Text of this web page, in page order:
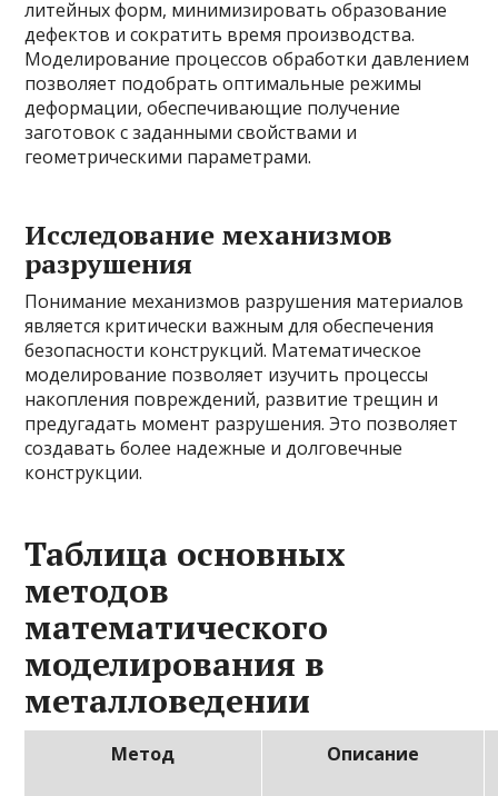
литейных форм, минимизировать образование
дефектов и сократить время производства.
Моделирование процессов обработки давлением
позволяет подобрать оптимальные режимы
деформации, обеспечивающие получение
заготовок с заданными свойствами и
геометрическими параметрами.
Исследование механизмов
разрушения
Понимание механизмов разрушения материалов
является критически важным для обеспечения
безопасности конструкций. Математическое
моделирование позволяет изучить процессы
накопления повреждений, развитие трещин и
предугадать момент разрушения. Это позволяет
создавать более надежные и долговечные
конструкции.
Таблица основных
методов
математического
моделирования в
металловедении
Метод Описание